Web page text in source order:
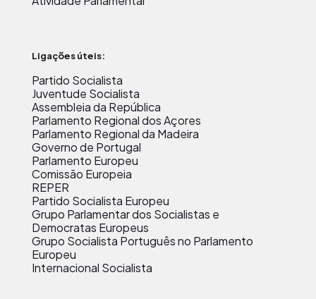
Ligações úteis:
Partido Socialista
Juventude Socialista
Assembleia da República
Parlamento Regional dos Açores
Parlamento Regional da Madeira
Governo de Portugal
Parlamento Europeu
Comissão Europeia
REPER
Partido Socialista Europeu
Grupo Parlamentar dos Socialistas e
Democratas Europeus
Grupo Socialista Português no Parlamento
Europeu
Internacional Socialista